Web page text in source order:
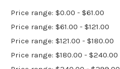
Price range: $0.00 - $61.00
Price range: $61.00 - $121.00
Price range: $121.00 - $180.00
Price range: $180.00 - $240.00